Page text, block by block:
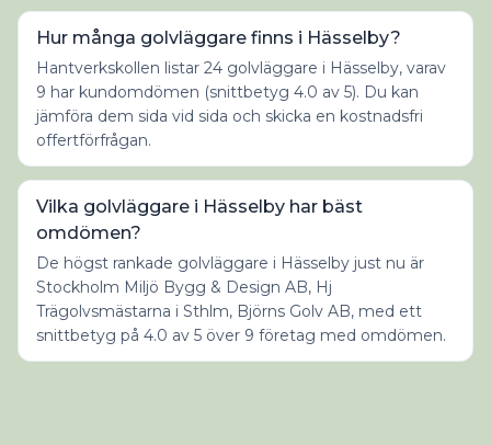
Hur många golvläggare finns i Hässelby?
Hantverkskollen listar 24 golvläggare i Hässelby, varav
9 har kundomdömen (snittbetyg 4.0 av 5). Du kan
jämföra dem sida vid sida och skicka en kostnadsfri
offertförfrågan.
Vilka golvläggare i Hässelby har bäst
omdömen?
De högst rankade golvläggare i Hässelby just nu är
Stockholm Miljö Bygg & Design AB, Hj
Trägolvsmästarna i Sthlm, Björns Golv AB, med ett
snittbetyg på 4.0 av 5 över 9 företag med omdömen.